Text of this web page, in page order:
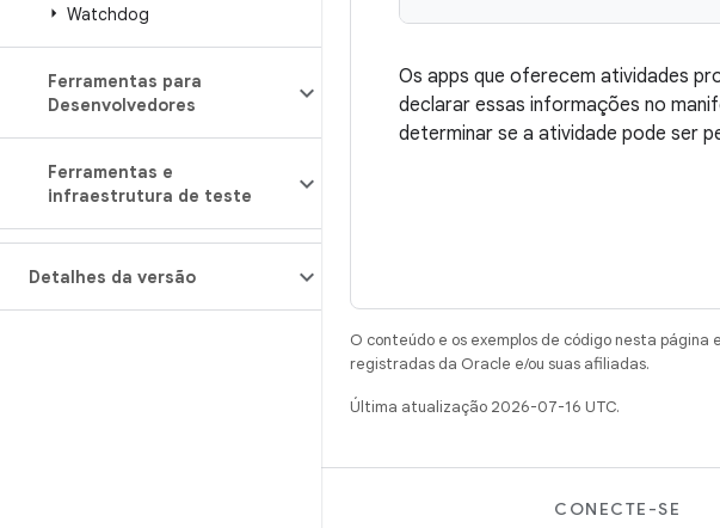
Watchdog
Ferramentas para
Desenvolvedores
Ferramentas e
infraestrutura de teste
Detalhes da versão
Os apps que oferecem atividades
declarar essas informações no
determinar se a atividade pode ser
O conteúdo e os exemplos de código nesta
registradas da Oracle e/ou suas afiliadas.
Última atualização 2026-07-16 UTC.
CONECTE-SE